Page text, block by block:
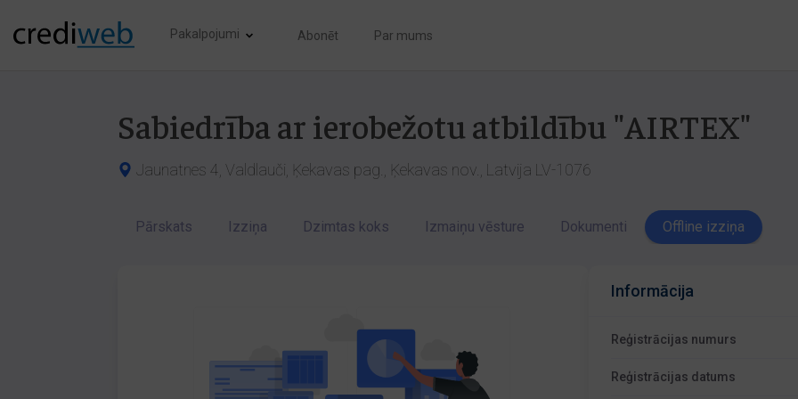
Pakalpojumi Abonēt Par mums
Sabiedrība ar ierobežotu atbildību "AIRTEX"
Jaunatnes 4, Valdlauči, Ķekavas pag., Ķekavas nov., Latvija LV-1076
Pārskats Izziņa Dzimtas koks Izmaiņu vēsture Dokumenti Offline izziņa
Informācija
Reģistrācijas numurs
Reģistrācijas datums